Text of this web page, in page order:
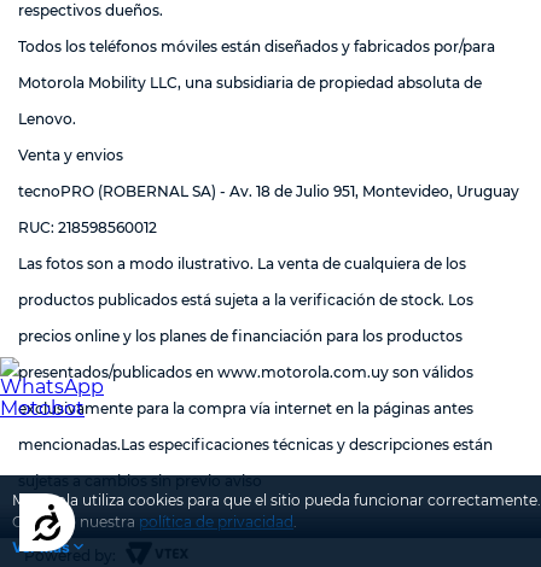
Accesibilidad
Motorola utiliza cookies para que el sitio pueda funcionar correctamente.
Conozca nuestra política de privacidad.
Ver más
respectivos dueños.
Todos los teléfonos móviles están diseñados y fabricados por/para
Motorola Mobility LLC, una subsidiaria de propiedad absoluta de
Lenovo.
Venta y envios
tecnoPRO (ROBERNAL SA) - Av. 18 de Julio 951, Montevideo, Uruguay
RUC: 218598560012
Las fotos son a modo ilustrativo. La venta de cualquiera de los
productos publicados está sujeta a la verificación de stock. Los
precios online y los planes de financiación para los productos
presentados/publicados en www.motorola.com.uy son válidos
exclusivamente para la compra vía internet en la páginas antes
mencionadas.Las especificaciones técnicas y descripciones están
sujetas a cambios sin previo aviso
Powered by: